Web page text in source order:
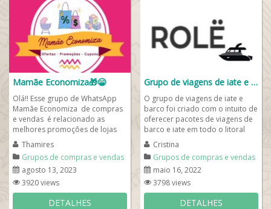
Mamãe Economiza🎁😁
Olá!! Esse grupo de WhatsApp
Mamãe Economiza de compras
e vendas é relacionado as
melhores promoções de lojas
on-line! Produtos: enxoval, e
tudo...
Thamires
Grupos de compras e vendas
agosto 13, 2023
3920 views
DETALHES
Grupo de viagens de iate e barco
O grupo de viagens de iate e
barco foi criado com o intuito de
oferecer pacotes de viagens de
barco e iate em todo o litoral
brasileiro. Se você estava...
Cristina
Grupos de compras e vendas
maio 16, 2022
3798 views
DETALHES